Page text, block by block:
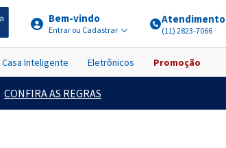
Bem-vindo
Entrar ou Cadastrar
Atendimento
(11) 2823-7066
Casa Inteligente Eletrônicos Promoção
CONFIRA AS REGRAS